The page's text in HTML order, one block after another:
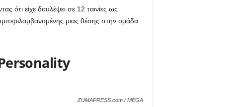
ότι είχε δουλέψει σε 12 ταινίες ως
μιας θέσης στην ομάδα
ZUMAPRESS.com / MEGA